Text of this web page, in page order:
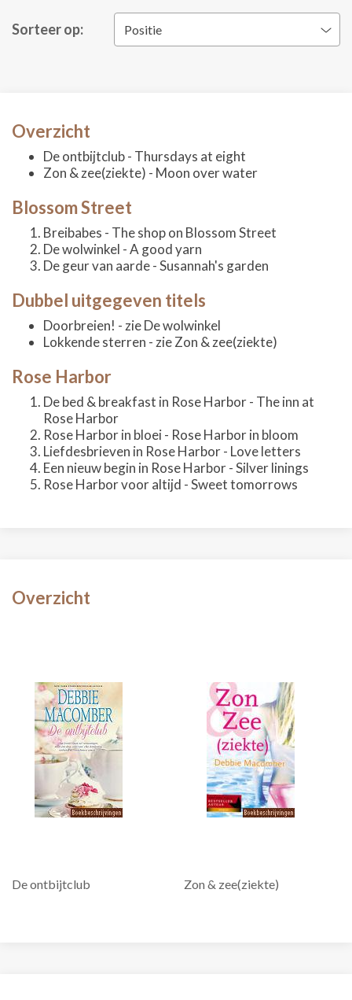
Sorteer op: Positie
Overzicht
De ontbijtclub - Thursdays at eight
Zon & zee(ziekte) - Moon over water
Blossom Street
Breibabes - The shop on Blossom Street
De wolwinkel - A good yarn
De geur van aarde - Susannah's garden
Dubbel uitgegeven titels
Doorbreien! - zie De wolwinkel
Lokkende sterren - zie Zon & zee(ziekte)
Rose Harbor
De bed & breakfast in Rose Harbor - The inn at
Rose Harbor
Rose Harbor in bloei - Rose Harbor in bloom
Liefdesbrieven in Rose Harbor - Love letters
Een nieuw begin in Rose Harbor - Silver linings
Rose Harbor voor altijd - Sweet tomorrows
Overzicht
De ontbijtclub Zon & zee(ziekte)